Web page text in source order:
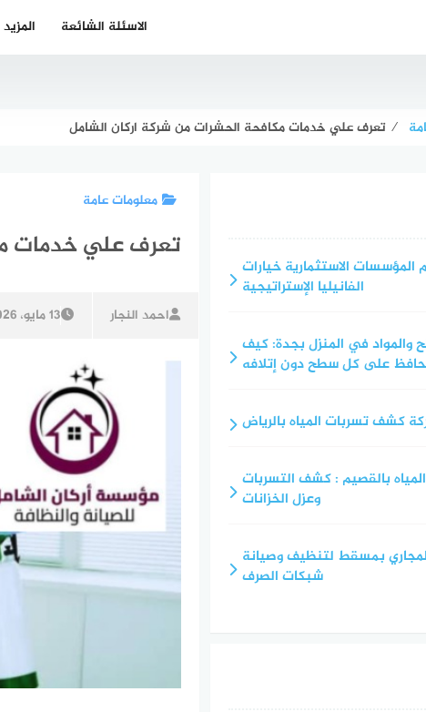
المزيد الاسئلة الشائعة
⁄ تعرف علي خدمات مكافحة الحشرات من شركة اركان الشامل
معلومات عامة
تعرف علي خدمات
احمد النجار 13 مايو، 2026
الاستثمارية خيارات
الفانيليا الإستراتيجية
والمواد في المنزل بجدة: كيف
على كل سطح دون إتلافه
كشف تسربات المياه بالرياض
بالقصيم : كشف التسربات
وعزل الخزانات
بمسقط لتنظيف وصيانة
شبكات الصرف